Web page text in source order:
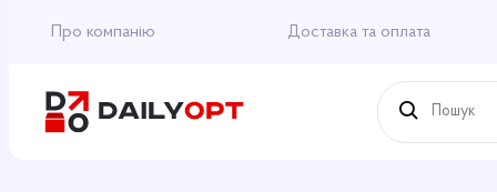
Про компанію Доставка та оплата